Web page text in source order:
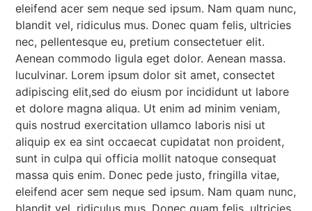
eleifend acer sem neque sed ipsum. Nam quam nunc,
blandit vel, ridiculus mus. Donec quam felis, ultricies
nec, pellentesque eu, pretium consectetuer elit.
Aenean commodo ligula eget dolor. Aenean massa.
luculvinar. Lorem ipsum dolor sit amet, consectet
adipiscing elit,sed do eiusm por incididunt ut labore
et dolore magna aliqua. Ut enim ad minim veniam,
quis nostrud exercitation ullamco laboris nisi ut
aliquip ex ea sint occaecat cupidatat non proident,
sunt in culpa qui officia mollit natoque consequat
massa quis enim. Donec pede justo, fringilla vitae,
eleifend acer sem neque sed ipsum. Nam quam nunc,
blandit vel, ridiculus mus. Donec quam felis, ultricies